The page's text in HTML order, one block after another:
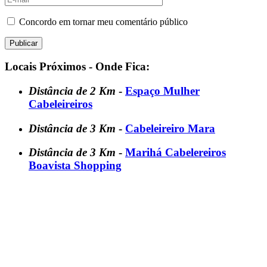
Concordo em tornar meu comentário público
Locais Próximos - Onde Fica:
Distância de 2 Km - Espaço Mulher
Cabeleireiros
Distância de 3 Km - Cabeleireiro Mara
Distância de 3 Km - Marihá Cabelereiros
Boavista Shopping